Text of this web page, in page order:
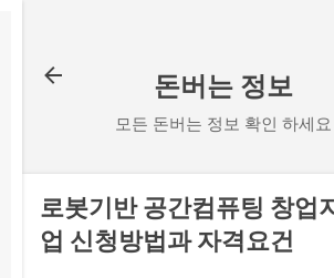
돈버는 정보
모든 돈버는 정보 확인 하세요
로봇기반 공간컴퓨팅 창업
업 신청방법과 자격요건